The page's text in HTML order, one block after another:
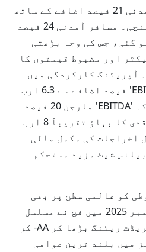
ایئرلائن کی مجموعی آمدنی 21 فیصد اضافے کے ساتھ
30.7 ارب درہم تک جا پہنچی۔ مسافر آمدنی 24 فیصد
درہم ہو گئی، جس کی وجہ بڑھتی
اور مضبوط قیمتوں کا
آپریٹنگ کارکردگی میں
بہتری کے باعث EBITDA' 37' فیصد اضافے سے 6.3 ارب
درہم تک پہنچ گیا، جبکہ 'EBITDA' مارجن 20 فیصد
ہو گیا۔ آپریشنز سے نقدی کا بہاؤ تقریباً 8 ارب
اخراجات کی مکمل مالی
شیٹ مزید مستحکم
کو عالمی سطح پر بھی
تسلیم کیا گیا، جب دسمبر 2025 میں فچ نے مسلسل
دوسرے سال اتحاد کی کریڈٹ ریٹنگ بڑھا کر AA- کر
میں بلند ترین عوامی